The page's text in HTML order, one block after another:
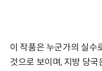
이 작품은 누군가의 실수
것으로 보이며, 지방 당